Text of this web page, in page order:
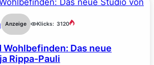
Anzeige Klicks: 3120
Wohlbefinden: Das neue
Rippa-Pauli